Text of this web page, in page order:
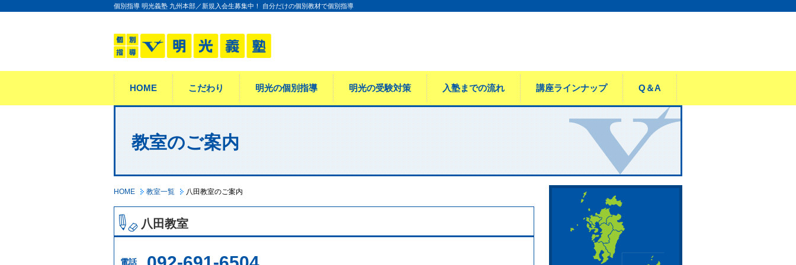
個別指導 明光義塾 九州本部／新規入会生募集中！ 自分だけの個別教材で個別指導
HOME こだわり 明光の個別指導 明光の受験対策 入塾までの流れ 講座ラインナップ Q＆A
教室のご案内
HOME 教室一覧 八田教室のご案内
八田教室
電話